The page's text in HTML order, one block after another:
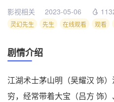
影视相关 2023-05-06
灵幻先生 先生 在线观看 观看
剧情介绍
江湖术士茅山明（吴耀汉 饰
穷，经常带着大宝（吕方 饰